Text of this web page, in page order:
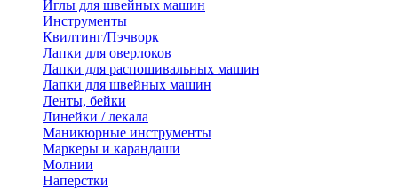
Иглы для швейных машин
Инструменты
Квилтинг/Пэчворк
Лапки для оверлоков
Лапки для распошивальных машин
Лапки для швейных машин
Ленты, бейки
Линейки / лекала
Маникюрные инструменты
Маркеры и карандаши
Молнии
Наперстки